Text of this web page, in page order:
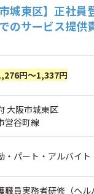
市城東区】正社
のサービス提供
円～1,337円
大阪市城東区
営谷町線
・パート・アルバイト
員実務者研修（ヘル